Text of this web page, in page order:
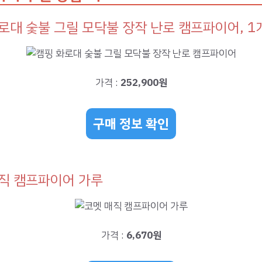
대 숯불 그릴 모닥불 장작 난로 캠프파이어, 1
가격 : 252,900원
구매 정보 확인
캠프파이어 가루
가격 : 6,670원